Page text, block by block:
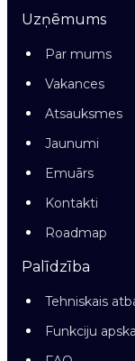
Uzņēmums
Par mums
Vakances
Atsauksmes
Jaunumi
Emuārs
Kontakti
Roadmap
Palīdzība
Tehniskais
Funkciju